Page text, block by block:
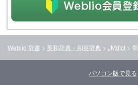
Weblio 辞書 > 英和辞典・和英辞典 > JMdict >
パソコン版で見る